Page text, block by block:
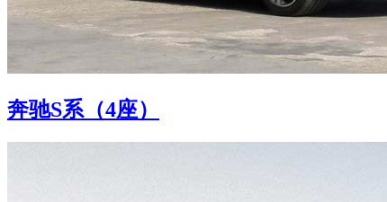
奔驰S系（4座）